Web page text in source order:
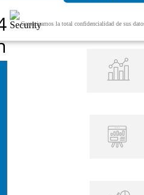
Garantizamos la total confidencialidad de sus